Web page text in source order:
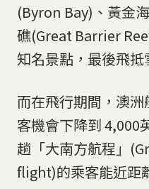
(Byron Bay)、黃金
礁(Great Barrier
知名景點，最後飛抵
而在飛行期間，澳
客機會下降到 4,000
趟「大南方航程」
flight)的乘客能近距